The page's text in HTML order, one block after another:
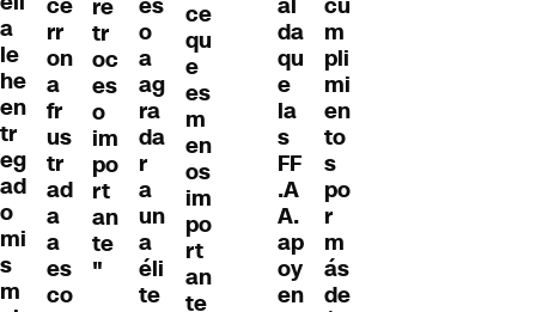
a
le
he
en
tr
eg
ad
o
mi
s
m
rr
on
a
fr
us
tr
ad
a
a
es
co
re
tr
oc
es
o
im
po
rt
an
te
"
o
a
ag
ra
da
r
a
un
a
éli
te
ce
qu
e
es
m
en
os
im
po
rt
an
te
da
qu
e
la
s
FF
.A
A.
ap
oy
en
m
pli
mi
en
to
s
po
r
m
ás
de